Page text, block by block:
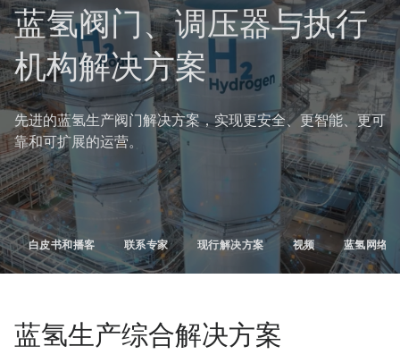
蓝氢阀门、调压器与执行
机构解决方案
先进的蓝氢生产阀门解决方案，实现更安全、更智能、更可
靠和可扩展的运营。
白皮书和播客 联系专家 现行解决方案 视频 蓝氢网络
蓝氢生产综合解决方案